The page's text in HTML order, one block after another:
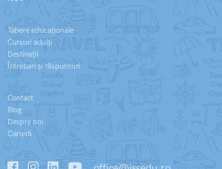
Tabere educaționale
Cursuri adulți
Destinații
Întrebari și răspunsuri
Contact
Blog
Despre noi
Carieră